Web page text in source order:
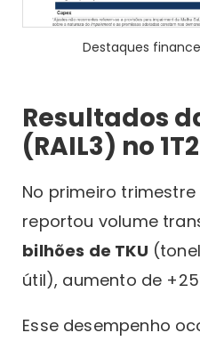
Destaques
Resultados
(RAIL3) no
No primeiro trimestre
reportou volume
bilhões de TKU
útil), aumento de
Esse desempenho